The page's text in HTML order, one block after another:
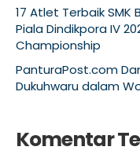
17 Atlet Terbaik SMK
Piala Dindikpora IV
Championship
PanturaPost.com
Dukuhwaru dalam
Komentar